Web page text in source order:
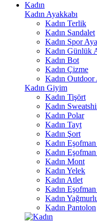
Kadın
Kadın Ayakkabı
Kadın Terlik
Kadın Sandalet
Kadın Spor
Kadın Günlük
Kadın Bot
Kadın Çizme
Kadın Outdoor
Kadın Giyim
Kadın Tişört
Kadın
Kadın Polar
Kadın Tayt
Kadın Şort
Kadın Eşofman
Kadın Eşofman
Kadın Mont
Kadın Yelek
Kadın Atlet
Kadın
Kadın
Kadın Pantolon